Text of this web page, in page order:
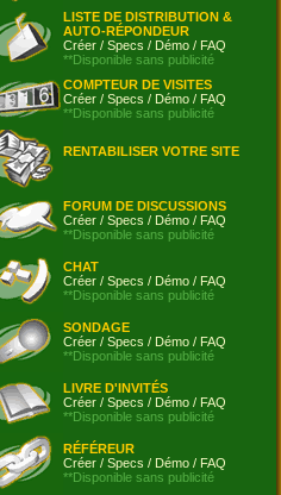
LISTE DE DISTRIBUTION &
AUTO-RÉPONDEUR
Créer / Specs / Démo / FAQ
**Disponible sans publicité
COMPTEUR DE VISITES
Créer / Specs / Démo / FAQ
**Disponible sans publicité
RENTABILISER VOTRE SITE
FORUM DE DISCUSSIONS
Créer / Specs / Démo / FAQ
**Disponible sans publicité
CHAT
Créer / Specs / Démo / FAQ
**Disponible sans publicité
SONDAGE
Créer / Specs / Démo / FAQ
**Disponible sans publicité
LIVRE D'INVITÉS
Créer / Specs / Démo / FAQ
**Disponible sans publicité
RÉFÉREUR
Créer / Specs / Démo / FAQ
**Disponible sans publicité